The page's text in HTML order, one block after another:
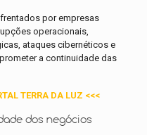
por empresas
operacionais,
ataques cibernéticos e
a continuidade das
TERRA DA LUZ <<<
dos negócios